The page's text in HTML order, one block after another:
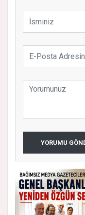
YORUMU